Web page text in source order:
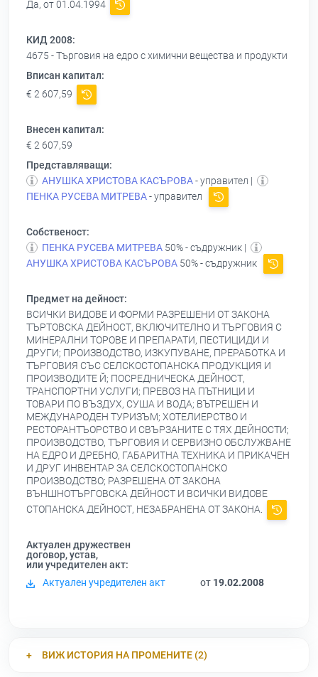
Да, от 01.04.1994
КИД 2008:
4675 - Търговия на едро с химични вещества и продукти
Вписан капитал:
€ 2 607,59
Внесен капитал:
€ 2 607,59
Представляващи:
АНУШКА ХРИСТОВА КАСЪРОВА- управител |
ПЕНКА РУСЕВА МИТРЕВА- управител
Собственост:
ПЕНКА РУСЕВА МИТРЕВА 50% - съдружник |
АНУШКА ХРИСТОВА КАСЪРОВА 50% - съдружник
Предмет на дейност:
ВСИЧКИ ВИДОВЕ И ФОРМИ РАЗРЕШЕНИ ОТ ЗАКОНА
ТЪРТОВСКА ДЕЙНОСТ, ВКЛЮЧИТЕЛНО И ТЪРГОВИЯ С
МИНЕРАЛНИ ТОРОВЕ И ПРЕПАРАТИ, ПЕСТИЦИДИ И
ДРУГИ; ПРОИЗВОДСТВО, ИЗКУПУВАНЕ, ПРЕРАБОТКА И
ТЪРГОВИЯ СЪС СЕЛСКОСТОПАНСКА ПРОДУКЦИЯ И
ПРОИЗВОДИТЕ Й; ПОСРЕДНИЧЕСКА ДЕЙНОСТ,
ТРАНСПОРТНИ УСЛУГИ; ПРЕВОЗ НА ПЪТНИЦИ И
ТОВАРИ ПО ВЪЗДУХ, СУША И ВОДА; ВЪТРЕШЕН И
МЕЖДУНАРОДЕН ТУРИЗЪМ; ХОТЕЛИЕРСТВО И
РЕСТОРАНТЪОРСТВО И СВЪРЗАНИТЕ С ТЯХ ДЕЙНОСТИ;
ПРОИЗВОДСТВО, ТЪРГОВИЯ И СЕРВИЗНО ОБСЛУЖВАНЕ
НА ЕДРО И ДРЕБНО, ГАБАРИТНА ТЕХНИКА И ПРИКАЧЕН
И ДРУГ ИНВЕНТАР ЗА СЕЛСКОСТОПАНСКО
ПРОИЗВОДСТВО; РАЗРЕШЕНА ОТ ЗАКОНА
ВЪНШНОТЪРГОВСКА ДЕЙНОСТ И ВСИЧКИ ВИДОВЕ
СТОПАНСКА ДЕЙНОСТ, НЕЗАБРАНЕНА ОТ ЗАКОНА.
Актуален дружествен
договор, устав,
или учредителен акт:
Актуален учредителен акт
от 19.02.2008
ВИЖ ИСТОРИЯ НА ПРОМЕНИТЕ (2)